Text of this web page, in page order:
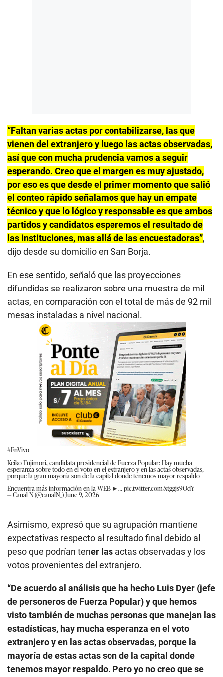
“Faltan varias actas por contabilizarse, las que
vienen del extranjero y luego las actas observadas,
así que con mucha prudencia vamos a seguir
esperando. Creo que el margen es muy ajustado,
por eso es que desde el primer momento que salió
el conteo rápido señalamos que hay un empate
técnico y que lo lógico y responsable es que ambos
partidos y candidatos esperemos el resultado de
las instituciones, mas allá de las encuestadoras”,
dijo desde su domicilio en San Borja.
En ese sentido, señaló que las proyecciones
difundidas se realizaron sobre una muestra de mil
actas, en comparación con el total de más de 92 mil
mesas instaladas a nivel nacional.
#EnVivo
Keiko Fujimori, candidata presidencial de Fuerza Popular: Hay mucha
esperanza sobre todo en el voto en el extranjero y en las actas observadas,
porque la gran mayoría son de la capital donde tenemos mayor respaldo
Encuentra más información en la WEB ►… pic.twitter.com/xtggjs9OdY
— Canal N (@canalN_)June 9, 2026
Asimismo, expresó que su agrupación mantiene
expectativas respecto al resultado final debido al
peso que podrían tener las actas observadas y los
votos provenientes del extranjero.
“De acuerdo al análisis que ha hecho Luis Dyer (jefe
de personeros de Fuerza Popular) y que hemos
visto también de muchas personas que manejan las
estadísticas, hay mucha esperanza en el voto
extranjero y en las actas observadas, porque la
mayoría de estas actas son de la capital donde
tenemos mayor respaldo. Pero yo no creo que se